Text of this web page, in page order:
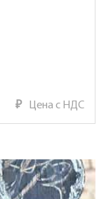
₽ Цена с НДС